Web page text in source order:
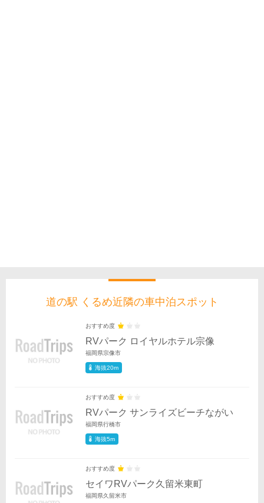
道の駅 くるめ近隣の車中泊スポット
おすすめ度
RVパーク ロイヤルホテル宗像
福岡県宗像市
海抜20m
おすすめ度
RVパーク サンライズビーチながい
福岡県行橋市
海抜5m
おすすめ度
セイワRVパーク久留米東町
福岡県久留米市